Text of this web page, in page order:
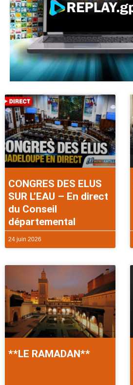
CONGRES DES ELUS
SUR L’EAU – En direct
du Conseil
départemental
24 juin 2026
**LE RAMADAN**